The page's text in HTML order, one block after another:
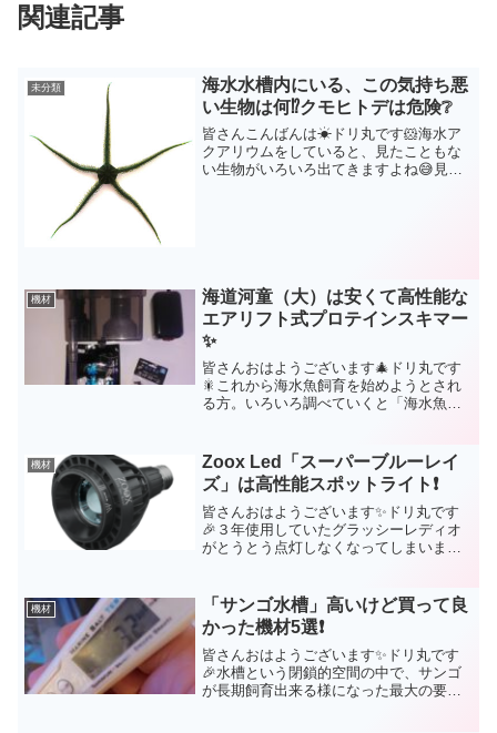
関連記事
未分類
海水水槽内にいる、この気持ち悪
い生物は何⁉️クモヒトデは危険❔
皆さんこんばんは☀ドリ丸です🐹海水ア
クアリウムをしていると、見たこともな
い生物がいろいろ出てきますよね😅見た
機材
海道河童（大）は安くて高性能な
エアリフト式プロテインスキマー
✨
皆さんおはようございます🎄ドリ丸です
🎇これから海水魚飼育を始めようとされ
る方。いろいろ調べていくと「海水魚飼
たこともない器具の名称が出てきたりし
ていませんか？ドリ丸も初...
機材
Zoox Led「スーパーブルーレイ
ズ」は高性能スポットライト❗
皆さんおはようございます✨ドリ丸です
🎉３年使用していたグラッシーレディオ
がとうとう点灯しなくなってしまいまし
全てを網羅することが出来ず、スポット
ライトを使用する事が多い...
機材
「サンゴ水槽」高いけど買って良
かった機材5選❗
皆さんおはようございます✨ドリ丸です
🎉水槽という閉鎖的空間の中で、サンゴ
が長期飼育出来る様になった最大の要因